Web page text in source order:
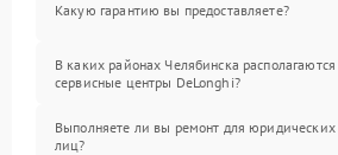
Какую гарантию вы предоставляете?
В каких районах Челябинска располагаются
сервисные центры DeLonghi?
Выполняете ли вы ремонт для юридических
лиц?